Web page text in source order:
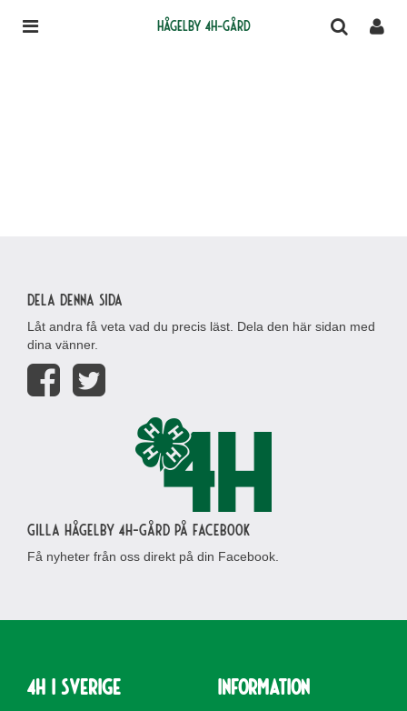
Hågelby 4H-gård
Dela denna sida
Låt andra få veta vad du precis läst. Dela den här sidan med
dina vänner.
Gilla Hågelby 4H-gård på Facebook
Få nyheter från oss direkt på din Facebook.
4H i Sverige Information